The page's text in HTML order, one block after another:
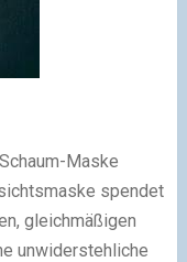
Maske
spendet
gleichmäßigen
unwiderstehliche